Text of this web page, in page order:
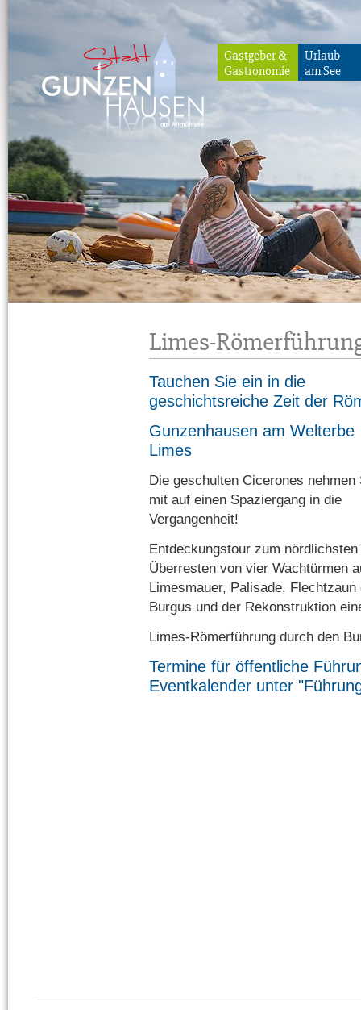
Gunzenhausen
Gastgeber &
Gastronomie
Urlaub
am See
Limes-
Tauchen Sie ein in die
geschichtsreiche Zeit der
Gunzenhausen am Welterbe
Limes
Die geschulten Cicerones nehmen
mit auf einen Spaziergang in die
Vergangenheit!
Entdeckungstour zum
Überresten von vier Wachtürmen
Limesmauer, Palisade,
Burgus und der Rekonstruktion
Limes-Römerführung durch den
Termine für öffentliche
Eventkalender unter